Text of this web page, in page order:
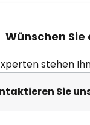
Wünschen
stehen
Sie